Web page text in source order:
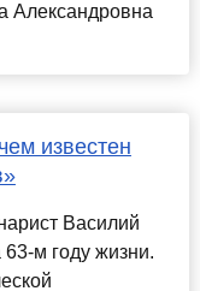
Александровна
известен
Василий
м году жизни.